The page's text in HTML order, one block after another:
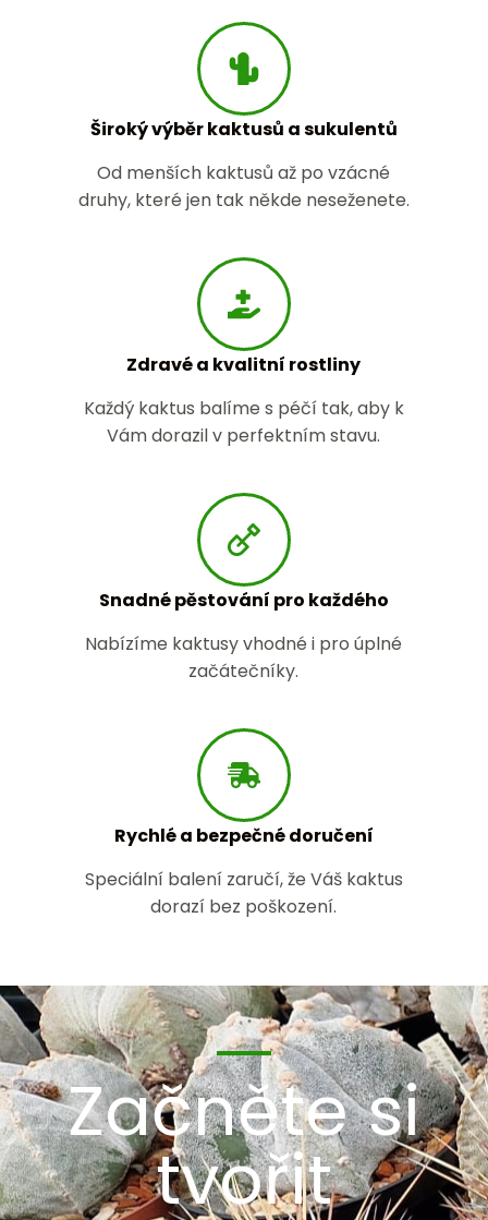
Široký výběr kaktusů a sukulentů
Od menších kaktusů až po vzácné
druhy, které jen tak někde neseženete.
Zdravé a kvalitní rostliny
Každý kaktus balíme s péčí tak, aby k
Vám dorazil v perfektním stavu.
Snadné pěstování pro každého
Nabízíme kaktusy vhodné i pro úplné
začátečníky.
Rychlé a bezpečné doručení
Speciální balení zaručí, že Váš kaktus
dorazí bez poškození.
Začněte si
tvořit